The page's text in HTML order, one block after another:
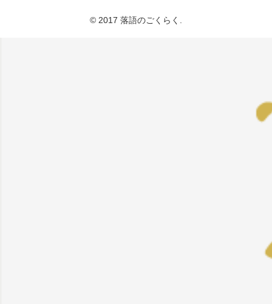
© 2017 落語のごくらく.